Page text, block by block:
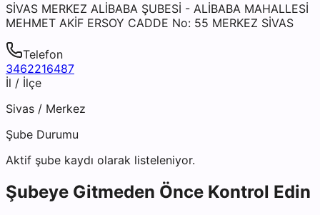
SİVAS MERKEZ ALİBABA ŞUBESİ - ALİBABA MAHALLESİ
MEHMET AKİF ERSOY CADDE No: 55 MERKEZ SİVAS
Telefon
3462216487
İl / İlçe
Sivas / Merkez
Şube Durumu
Aktif şube kaydı olarak listeleniyor.
Şubeye Gitmeden Önce Kontrol Edin